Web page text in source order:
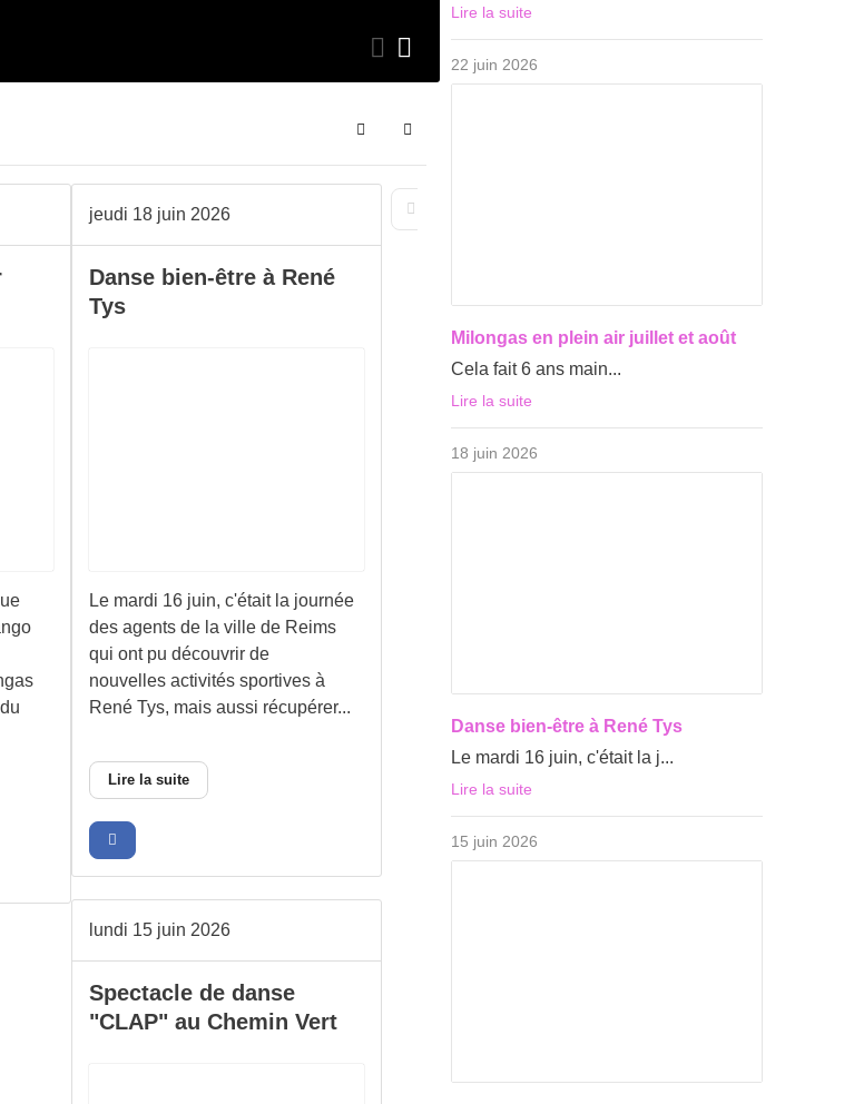
SearchSign In
jeudi 18 juin 2026
Danse bien-être à René
Tys
Le mardi 16 juin, c'était la journée
des agents de la ville de Reims
qui ont pu découvrir de
nouvelles activités sportives à
René Tys, mais aussi récupérer...
Lire la suite
lundi 15 juin 2026
Spectacle de danse
"CLAP" au Chemin Vert
First Page
Lire la suite
22 juin 2026
Milongas en plein air juillet et août
Cela fait 6 ans main...
Lire la suite
18 juin 2026
Danse bien-être à René Tys
Le mardi 16 juin, c'était la j...
Lire la suite
15 juin 2026